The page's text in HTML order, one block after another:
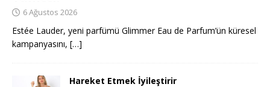
6 Ağustos 2026
Estée Lauder, yeni parfümü Glimmer Eau de Parfum’ün küresel
kampanyasını, […]
Hareket Etmek İyileştirir